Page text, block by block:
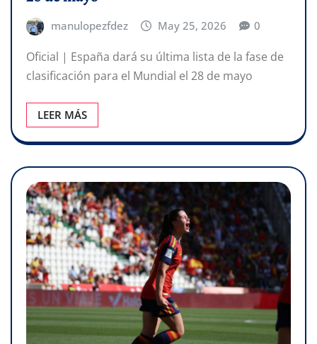
manulopezfdez May 25, 2026 0
Oficial | España dará su última lista de la fase de
clasificación para el Mundial el 28 de mayo
LEER MÁS